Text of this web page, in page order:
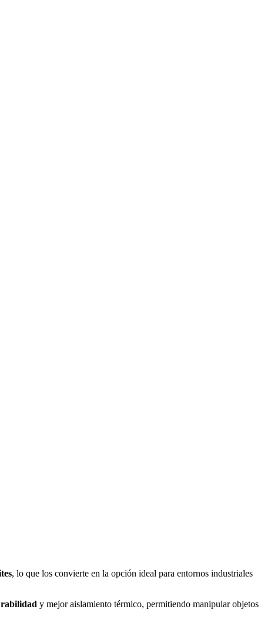
, lo que los convierte en la opción ideal para entornos industriales
y mejor aislamiento térmico, permitiendo manipular objetos